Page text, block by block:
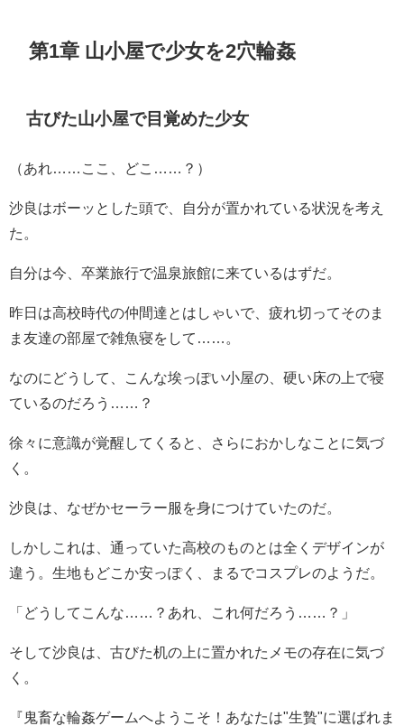
第1章 山小屋で少女を2穴輪姦
古びた山小屋で目覚めた少女
（あれ……ここ、どこ……？）
沙良はボーッとした頭で、自分が置かれている状況を考え
た。
自分は今、卒業旅行で温泉旅館に来ているはずだ。
昨日は高校時代の仲間達とはしゃいで、疲れ切ってそのま
ま友達の部屋で雑魚寝をして……。
なのにどうして、こんな埃っぽい小屋の、硬い床の上で寝
ているのだろう……？
徐々に意識が覚醒してくると、さらにおかしなことに気づ
く。
沙良は、なぜかセーラー服を身につけていたのだ。
しかしこれは、通っていた高校のものとは全くデザインが
違う。生地もどこか安っぽく、まるでコスプレのようだ。
「どうしてこんな……？あれ、これ何だろう……？」
そして沙良は、古びた机の上に置かれたメモの存在に気づ
く。
『鬼畜な輪姦ゲームへようこそ！あなたは"生贄"に選ばれま